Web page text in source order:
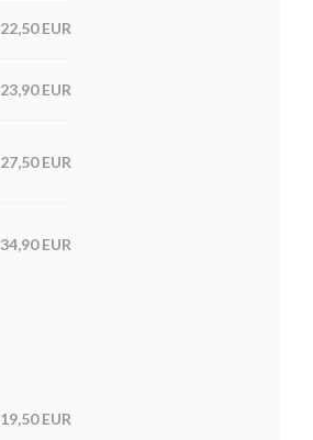
22,50 EUR
23,90 EUR
27,50 EUR
34,90 EUR
19,50 EUR